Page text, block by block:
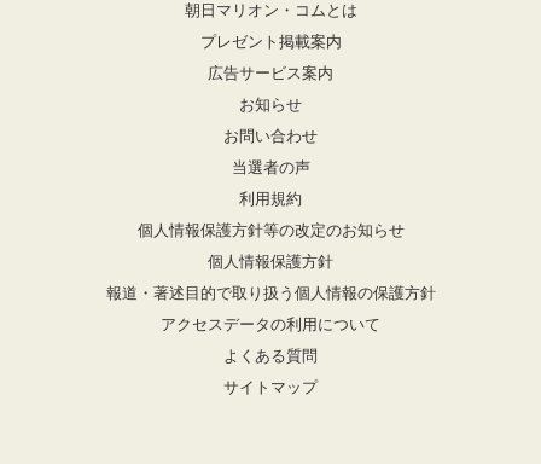
朝日マリオン・コムとは
プレゼント掲載案内
広告サービス案内
お知らせ
お問い合わせ
当選者の声
利用規約
個人情報保護方針等の改定のお知らせ
個人情報保護方針
報道・著述目的で取り扱う個人情報の保護方針
アクセスデータの利用について
よくある質問
サイトマップ